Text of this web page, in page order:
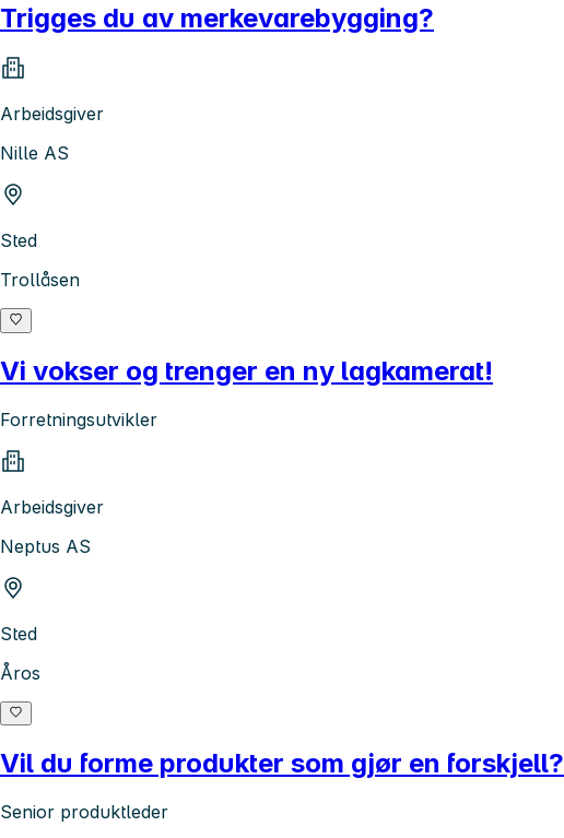
Trigges du av merkevarebygging?
Arbeidsgiver
Nille AS
Sted
Trollåsen
Vi vokser og trenger en ny lagkamerat!
Forretningsutvikler
Arbeidsgiver
Neptus AS
Sted
Åros
Vil du forme produkter som gjør en forskjell?
Senior produktleder